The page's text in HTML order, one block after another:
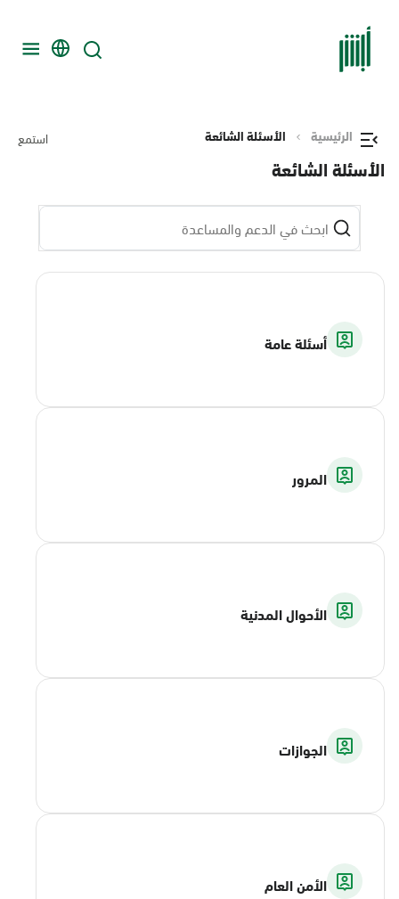
الرئيسية الأسئلة الشائعة استمع
الأسئلة الشائعة
أسئلة عامة
المرور
الأحوال المدنية
الجوازات
الأمن العام